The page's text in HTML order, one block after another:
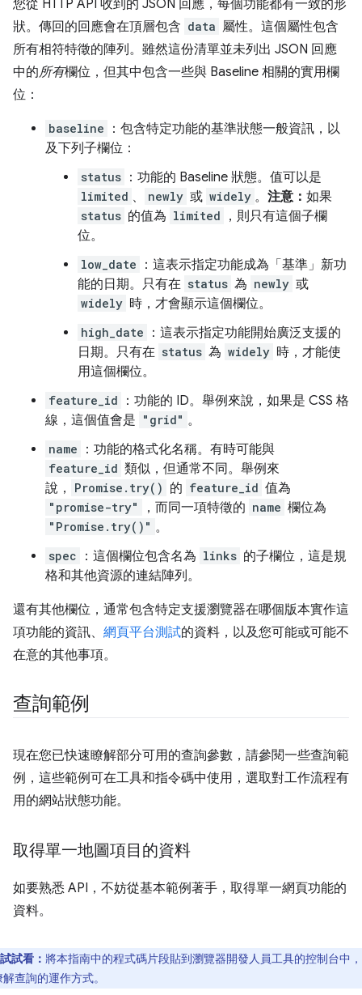
您從 HTTP API 收到的 JSON 回應，每個功能都有一致的形
狀。傳回的回應會在頂層包含 data 屬性。這個屬性包含
所有相符特徵的陣列。雖然這份清單並未列出 JSON 回應
中的所有欄位，但其中包含一些與 Baseline 相關的實用欄
位：
baseline
：包含特定功能的基準狀態一般資訊，以
及下列子欄位：
status ：功能的 Baseline 狀態。值可以是
limited 、 newly 或 widely 。 注意： 如果
status 的值為 limited
，則只有這個子欄
位。
low_date
：這表示指定功能成為「基準」新功
能的日期。只有在 status 為 newly 或
widely 時，才會顯示這個欄位。
high_date
：這表示指定功能開始廣泛支援的
日期。只有在 status 為 widely 時，才能使
用這個欄位。
feature_id
：功能的 ID。舉例來說，如果是 CSS 格
線，這個值會是 "grid" 。
name ：功能的格式化名稱。有時可能與
feature_id 類似，但通常不同。舉例來
說，
Promise.try() 的 feature_id 值為
"promise-try" ，而同一項特徵的 name 欄位為
"Promise.try()" 。
spec ：這個欄位包含名為 links 的子欄位，這是規
格和其他資源的連結陣列。
還有其他欄位，通常包含特定支援瀏覽器在哪個版本實作這
項功能的資訊、 網頁平台測試的資料，以及您可能或可能不
在意的其他事項。
查詢範例
現在您已快速瞭解部分可用的查詢參數，請參閱一些查詢範
例，這些範例可在工具和指令碼中使用，選取對工作流程有
用的網站狀態功能。
取得單一地圖項目的資料
如要熟悉 API，不妨從基本範例著手，取得單一網頁功能的
資料。
試試看： 將本指南中的程式碼片段貼到瀏覽器開發人員工具的控制台中
查詢的運作方式。